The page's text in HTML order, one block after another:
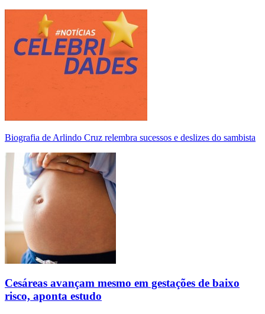
Biografia de Arlindo Cruz relembra sucessos e deslizes do sambista
Cesáreas avançam mesmo em gestações de baixo
risco, aponta estudo